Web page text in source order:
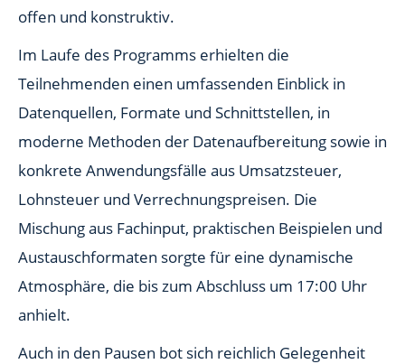
offen und konstruktiv.
Im Laufe des Programms erhielten die
Teilnehmenden einen umfassenden Einblick in
Datenquellen, Formate und Schnittstellen, in
moderne Methoden der Datenaufbereitung sowie in
konkrete Anwendungsfälle aus Umsatzsteuer,
Lohnsteuer und Verrechnungspreisen. Die
Mischung aus Fachinput, praktischen Beispielen und
Austauschformaten sorgte für eine dynamische
Atmosphäre, die bis zum Abschluss um 17:00 Uhr
anhielt.
Auch in den Pausen bot sich reichlich Gelegenheit